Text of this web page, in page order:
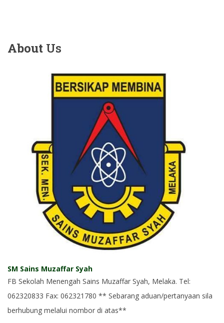
About Us
SM Sains Muzaffar Syah
FB Sekolah Menengah Sains Muzaffar Syah, Melaka. Tel:
062320833 Fax: 062321780 ** Sebarang aduan/pertanyaan sila
berhubung melalui nombor di atas**